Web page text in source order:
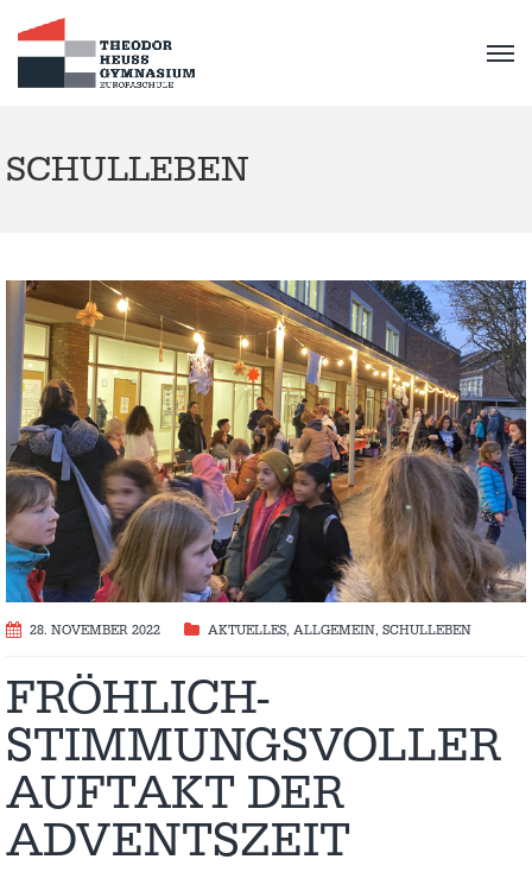
SCHULLEBEN
28. NOVEMBER 2022 AKTUELLES, ALLGEMEIN, SCHULLEBEN
FRÖHLICH-
STIMMUNGSVOLLER
AUFTAKT DER
ADVENTSZEIT